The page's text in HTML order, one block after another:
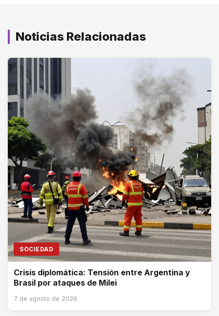
Noticias Relacionadas
SOCIEDAD
Crisis diplomática: Tensión entre Argentina y
Brasil por ataques de Milei
7 de agosto de 2026